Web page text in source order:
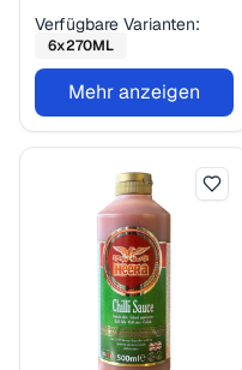
Verfügbare Varianten:
6x270ML
Mehr anzeigen